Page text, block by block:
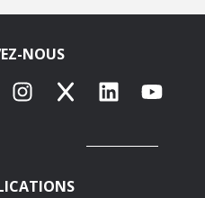
NOUS
Instagram
X LinkedInYouTube